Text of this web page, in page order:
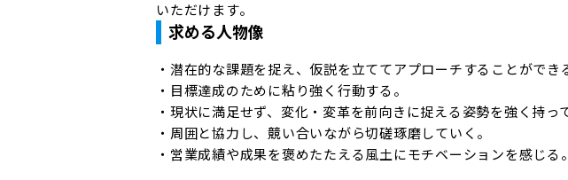
いただけます。
求める人物像
・潜在的な課題を捉え、仮説を立ててアプローチすることができ
・目標達成のために粘り強く行動する。
・現状に満足せず、変化・変革を前向きに捉える姿勢を強く持っ
・周囲と協力し、競い合いながら切磋琢磨していく。
・営業成績や成果を褒めたたえる風土にモチベーションを感じる。